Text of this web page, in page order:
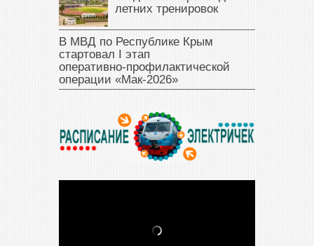
летних тренировок
В МВД по Республике Крым
стартовал I этап
оперативно‑профилактической
операции «Мак‑2026»